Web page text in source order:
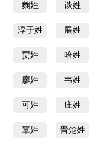
麴姓 谈姓
淳于姓 展姓
贾姓 哈姓
廖姓 韦姓
可姓 庄姓
覃姓 晋楚姓